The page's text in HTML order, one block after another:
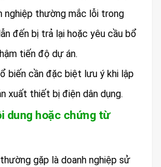
nghiệp thường mắc lỗi trong
đến bị trả lại hoặc yêu cầu bổ
tiến độ dự án.
biến cần đặc biệt lưu ý khi lập
xuất thiết bị điện dân dụng.
dung hoặc chứng từ
gặp là doanh nghiệp sử